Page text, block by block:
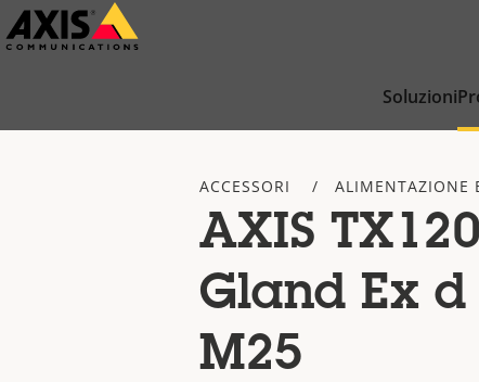
Salta
al
Soluzioni
ACCESSORI ALIMENTAZIONE
AXIS
Gland Ex
M25